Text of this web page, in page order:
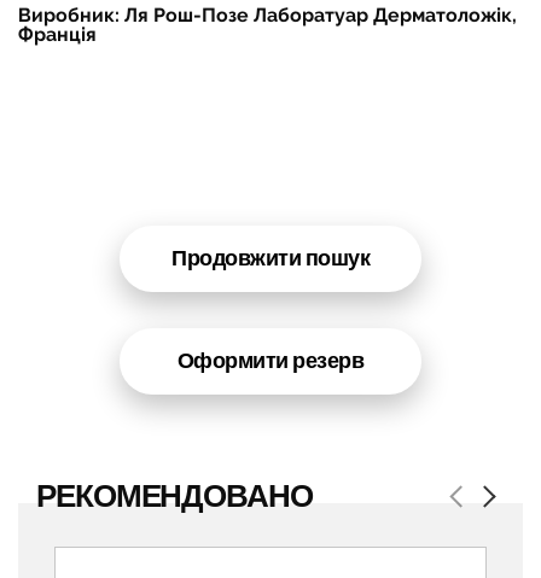
Виробник: Ля Рош-Позе Лаборатуар Дерматоложік,
Франція
Продовжити пошук
Оформити резерв
РЕКОМЕНДОВАНО Previous
Next